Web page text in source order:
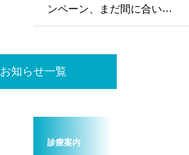
ンペーン、まだ間に合いま
す🐶🐱本格的な夏を迎える
もぜひご相談ください✨️
お知らせ一覧
診療案内